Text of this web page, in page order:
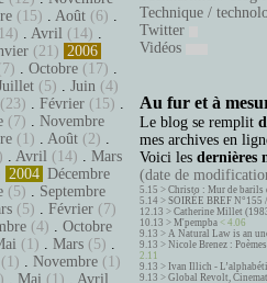
(15) . Août (6) .
. Avril (14) .
(21) 2006
. Octobre (17) .
(5) . Juin (4)
(23) . Février (15) .
(7) . Novembre
(1) . Août (2) .
. Avril (14) . Mars
2004 Décembre
(5) . Septembre
(5) . Février (7)
(4) . Octobre
(1) . Mars (5) .
(1) . Novembre (1)
. Mai (1) . Avril
Technique /
Twitter
Vidéos
Au fur et à
Le blog se remplit
mes archives en
Voici les dernières
(date de
5.15 > Christo : Mur de barils
5.14 > SOIRÉE BREF
12.13 > Catherine Millet
10.13 > M'pempba < 4.06
9.13 > A Natural Law is an
9.13 > Nicole Brenez :
2.11
9.13 > Ivan Illich -
9.13 > Global Revolt,